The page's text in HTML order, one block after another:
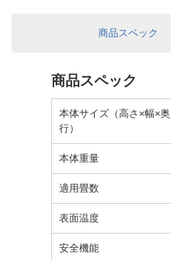
商品スペック
商品スペック
本体サイズ（高さ×幅×奥
行）
本体重量
適用畳数
表面温度
安全機能